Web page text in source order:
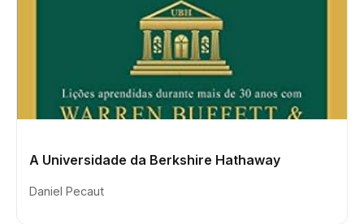
A Universidade da Berkshire Hathaway
Daniel Pecaut